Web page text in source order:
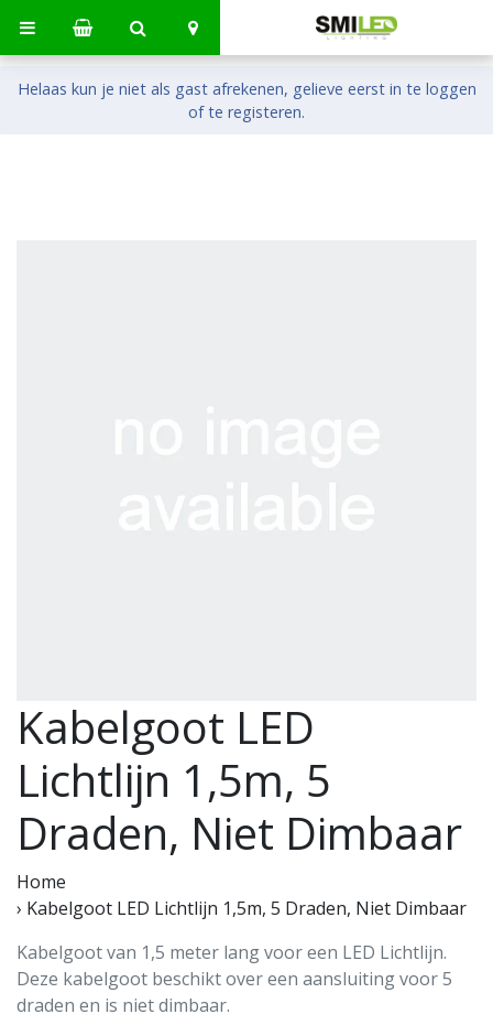
Helaas kun je niet als gast afrekenen, gelieve eerst in te loggen
of te registeren.
Kabelgoot LED
Lichtlijn 1,5m, 5
Draden, Niet Dimbaar
Home
› Kabelgoot LED Lichtlijn 1,5m, 5 Draden, Niet Dimbaar
Kabelgoot van 1,5 meter lang voor een LED Lichtlijn.
Deze kabelgoot beschikt over een aansluiting voor 5
draden en is niet dimbaar.